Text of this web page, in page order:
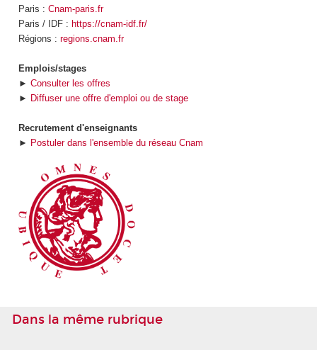
Paris : Cnam-paris.fr
Paris / IDF : https://cnam-idf.fr/
Régions : regions.cnam.fr
Emplois/stages
► Consulter les offres
► Diffuser une offre d'emploi ou de stage
Recrutement d'enseignants
► Postuler dans l'ensemble du réseau Cnam
Dans la même rubrique